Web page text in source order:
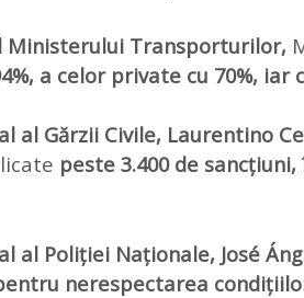
Ministerului Transporturilor,
a celor private cu 70%,
al Gărzii Civile, Laurentino
peste 3.400 de
al Poliției Naționale, José
nerespectarea